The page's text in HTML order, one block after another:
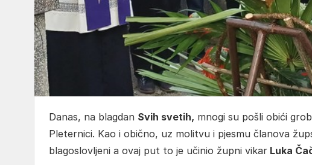
Danas, na blagdan Svih svetih, mnogi su pošli obići
Pleternici. Kao i obično, uz molitvu i pjesmu članova
blagoslovljeni a ovaj put to je učinio župni vikar Luka